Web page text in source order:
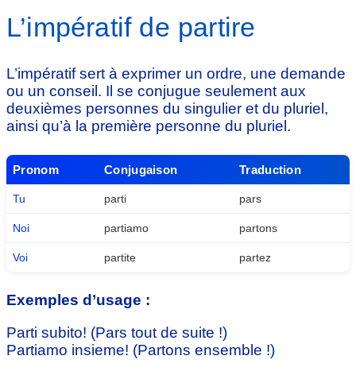
L’impératif de partire
L’impératif sert à exprimer un ordre, une demande
ou un conseil. Il se conjugue seulement aux
deuxièmes personnes du singulier et du pluriel,
ainsi qu’à la première personne du pluriel.
Pronom Conjugaison Traduction
Tu parti pars
Noi partiamo partons
Voi partite partez
Exemples d’usage :
Parti subito! (Pars tout de suite !)
Partiamo insieme! (Partons ensemble !)